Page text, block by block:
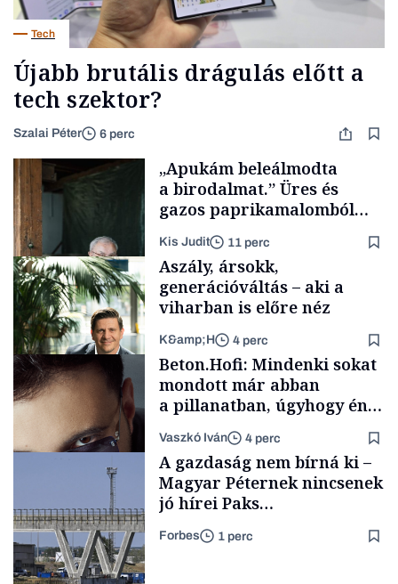
Tech
Újabb brutális drágulás előtt a
tech szektor?
Szalai Péter 6 perc
Családi
vállalkozások
„Apukám beleálmodta
a birodalmat.” Üres és
gazos paprikamalomból
lett az igazi családi
fűszersztori
Kis Judit 11 perc
TÁMOGATÓI
Aszály, ársokk,
generációváltás – aki a
viharban is előre néz
K&amp;H 4 perc
Forbes-sztori
Beton.Hofi: Mindenki sokat
mondott már abban
a pillanatban, úgyhogy én
a legsarkosabb
gondolataimat akartam
kimondani
Vaszkó Iván 4 perc
A gazdaság nem bírná ki –
Magyar Péternek nincsenek
jó hírei Paks
újraindításáról
Forbes 1 perc